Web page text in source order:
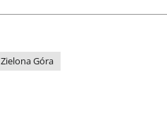
Zielona Góra